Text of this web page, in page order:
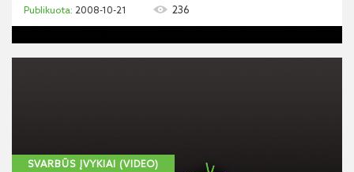
2008-10-21 236
SVARBŪS ĮVYKIAI (VIDEO)